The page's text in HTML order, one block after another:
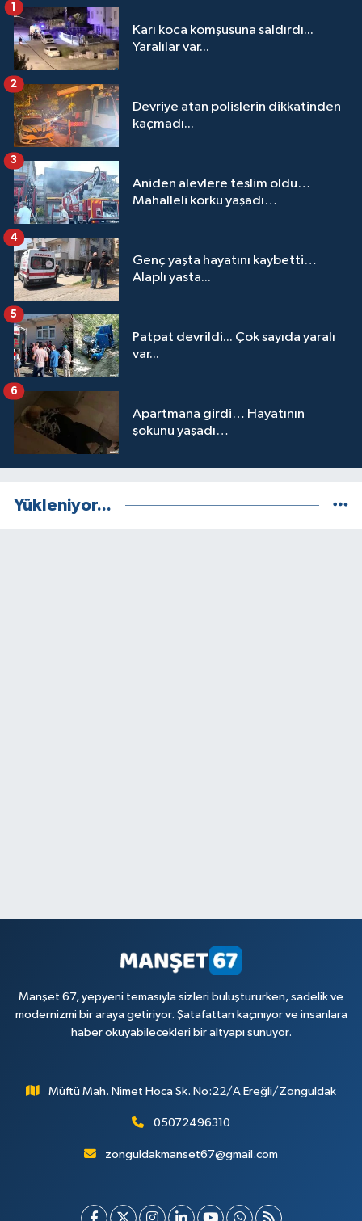
Karı koca komşusuna saldırdı...
Yaralılar var...
1
Devriye atan polislerin dikkatinden
kaçmadı...
2
Aniden alevlere teslim oldu…
Mahalleli korku yaşadı…
3
Genç yaşta hayatını kaybetti…
Alaplı yasta...
4
Patpat devrildi... Çok sayıda yaralı
var...
5
Apartmana girdi… Hayatının
şokunu yaşadı…
6
Yükleniyor...
Manşet 67, yepyeni temasıyla sizleri buluştururken, sadelik ve
modernizmi bir araya getiriyor. Şatafattan kaçınıyor ve insanlara
haber okuyabilecekleri bir altyapı sunuyor.
Müftü Mah. Nimet Hoca Sk. No:22/A Ereğli/Zonguldak
05072496310
zonguldakmanset67@gmail.com